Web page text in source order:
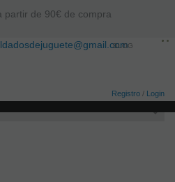
partir de 90€ de compra
Registro / Login
BLOG